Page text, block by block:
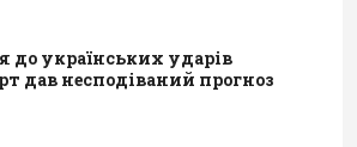
до українських ударів
дав несподіваний прогноз